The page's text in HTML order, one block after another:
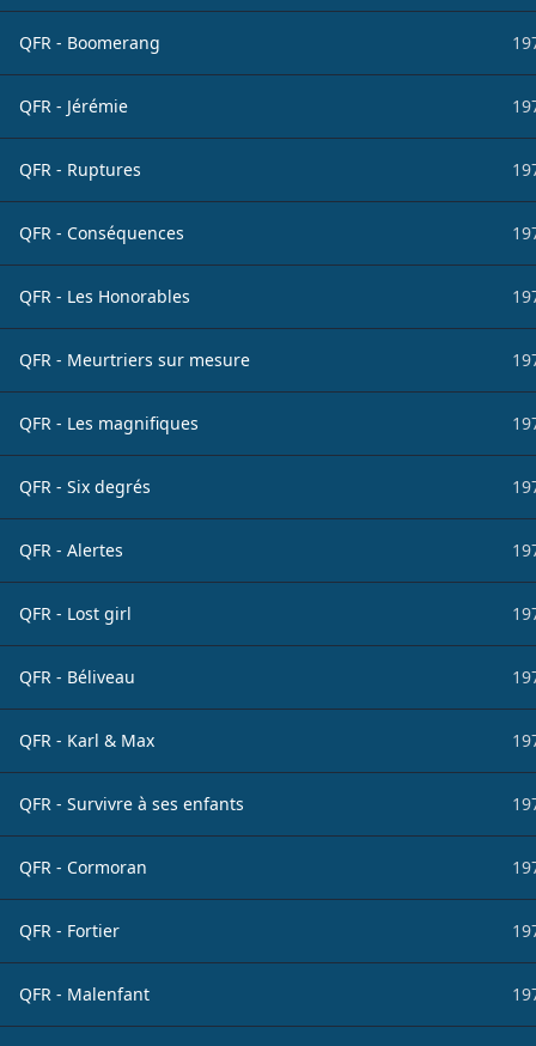
QFR - Boomerang
QFR - Jérémie
QFR - Ruptures
QFR - Conséquences
QFR - Les Honorables
QFR - Meurtriers sur mesure
QFR - Les magnifiques
QFR - Six degrés
QFR - Alertes
QFR - Lost girl
QFR - Béliveau
QFR - Karl & Max
QFR - Survivre à ses enfants
QFR - Cormoran
QFR - Fortier
QFR - Malenfant